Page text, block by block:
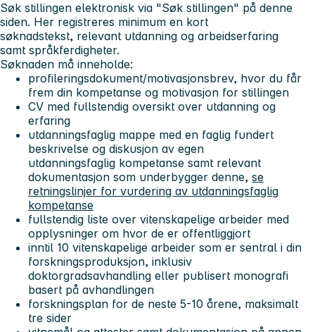
Søk stillingen elektronisk via "Søk stillingen" på denne
siden. Her registreres minimum en kort
søknadstekst, relevant utdanning og arbeidserfaring
samt språkferdigheter.
Søknaden må inneholde:
profileringsdokument/motivasjonsbrev, hvor du får
frem din kompetanse og motivasjon for stillingen
CV med fullstendig oversikt over utdanning og
erfaring
utdanningsfaglig mappe med en faglig fundert
beskrivelse og diskusjon av egen
utdanningsfaglig kompetanse samt relevant
dokumentasjon som underbygger denne, se
retningslinjer for vurdering av utdanningsfaglig
kompetanse
fullstendig liste over vitenskapelige arbeider med
opplysninger om hvor de er offentliggjort
inntil 10 vitenskapelige arbeider som er sentral i din
forskningsproduksjon, inklusiv
doktorgradsavhandling eller publisert monografi
basert på avhandlingen
forskningsplan for de neste 5-10 årene, maksimalt
tre sider